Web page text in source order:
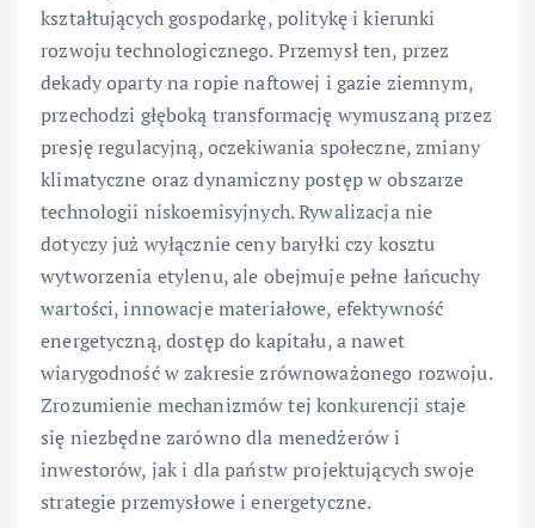
kształtujących gospodarkę, politykę i kierunki
rozwoju technologicznego. Przemysł ten, przez
dekady oparty na ropie naftowej i gazie ziemnym,
przechodzi głęboką transformację wymuszaną przez
presję regulacyjną, oczekiwania społeczne, zmiany
klimatyczne oraz dynamiczny postęp w obszarze
technologii niskoemisyjnych. Rywalizacja nie
dotyczy już wyłącznie ceny baryłki czy kosztu
wytworzenia etylenu, ale obejmuje pełne łańcuchy
wartości, innowacje materiałowe, efektywność
energetyczną, dostęp do kapitału, a nawet
wiarygodność w zakresie zrównoważonego rozwoju.
Zrozumienie mechanizmów tej konkurencji staje
się niezbędne zarówno dla menedżerów i
inwestorów, jak i dla państw projektujących swoje
strategie przemysłowe i energetyczne.